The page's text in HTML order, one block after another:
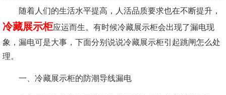
随着人们的生活水平提高，人活品质要求也在不断提升，
冷藏展示柜应运而生。有时候冷藏展示柜会出现了漏电现
象，漏电可是大事，下面分别说说冷藏展示柜引起跳闸怎么处
理。
一、冷藏展示柜的防潮导线漏电